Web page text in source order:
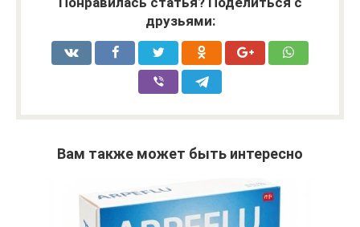
друзьями:
Вам также может быть интересно